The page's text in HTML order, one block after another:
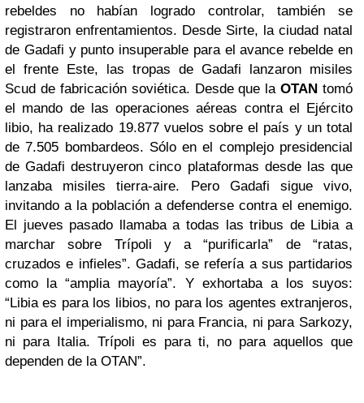
rebeldes no habían logrado controlar, también se
registraron enfrentamientos. Desde Sirte, la ciudad natal
de Gadafi y punto insuperable para el avance rebelde en
el frente Este, las tropas de Gadafi lanzaron misiles
Scud de fabricación soviética. Desde que laOTAN tomó
el mando de las operaciones aéreas contra el Ejército
libio, ha realizado 19.877 vuelos sobre el país y un total
de 7.505 bombardeos. Sólo en el complejo presidencial
de Gadafi destruyeron cinco plataformas desde las que
lanzaba misiles tierra-aire. Pero Gadafi sigue vivo,
invitando a la población a defenderse contra el enemigo.
El jueves pasado llamaba a todas las tribus de Libia a
marchar sobre Trípoli y a “purificarla” de “ratas,
cruzados e infieles”. Gadafi, se refería a sus partidarios
como la “amplia mayoría”. Y exhortaba a los suyos:
“Libia es para los libios, no para los agentes extranjeros,
ni para el imperialismo, ni para Francia, ni para Sarkozy,
ni para Italia. Trípoli es para ti, no para aquellos que
dependen de la OTAN”.